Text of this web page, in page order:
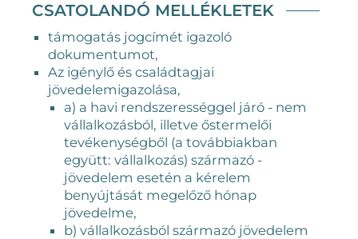
CSATOLANDÓ MELLÉKLETEK
támogatás jogcímét igazoló
dokumentumot,
Az igénylő és családtagjai
jövedelemigazolása,
a) a havi rendszerességgel járó - nem
vállalkozásból, illetve őstermelői
tevékenységből (a továbbiakban
együtt: vállalkozás) származó -
jövedelem esetén a kérelem
benyújtását megelőző hónap
jövedelme,
b) vállalkozásból származó jövedelem